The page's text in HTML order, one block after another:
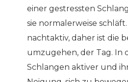
einer gestressten
sie normalerweise
nachtaktiv, daher ist die
umzugehen, der Tag. In
Schlangen aktiver und